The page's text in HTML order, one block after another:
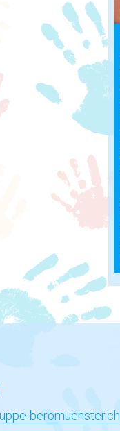
beromuenster.ch